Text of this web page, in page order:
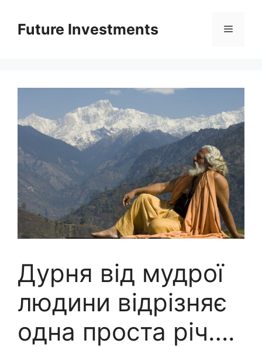
вмістуFuture Investments Меню
Дурня від мудрої
людини відрізняє
одна проста річ….